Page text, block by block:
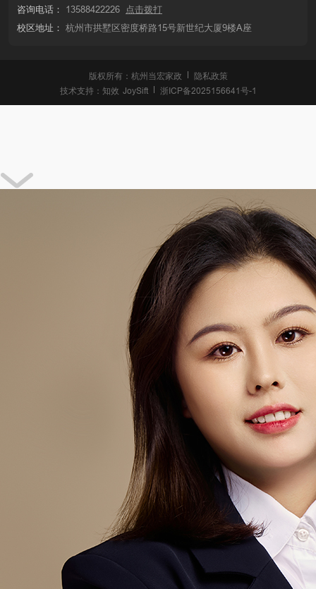
咨询电话： 13588422226
点击拨打
校区地址： 杭州市拱墅区密度桥路15号新世纪大厦9楼A座
版权所有：杭州当宏家政
隐私政策
技术支持： 知效 JoySift 浙ICP备2025156641号-1